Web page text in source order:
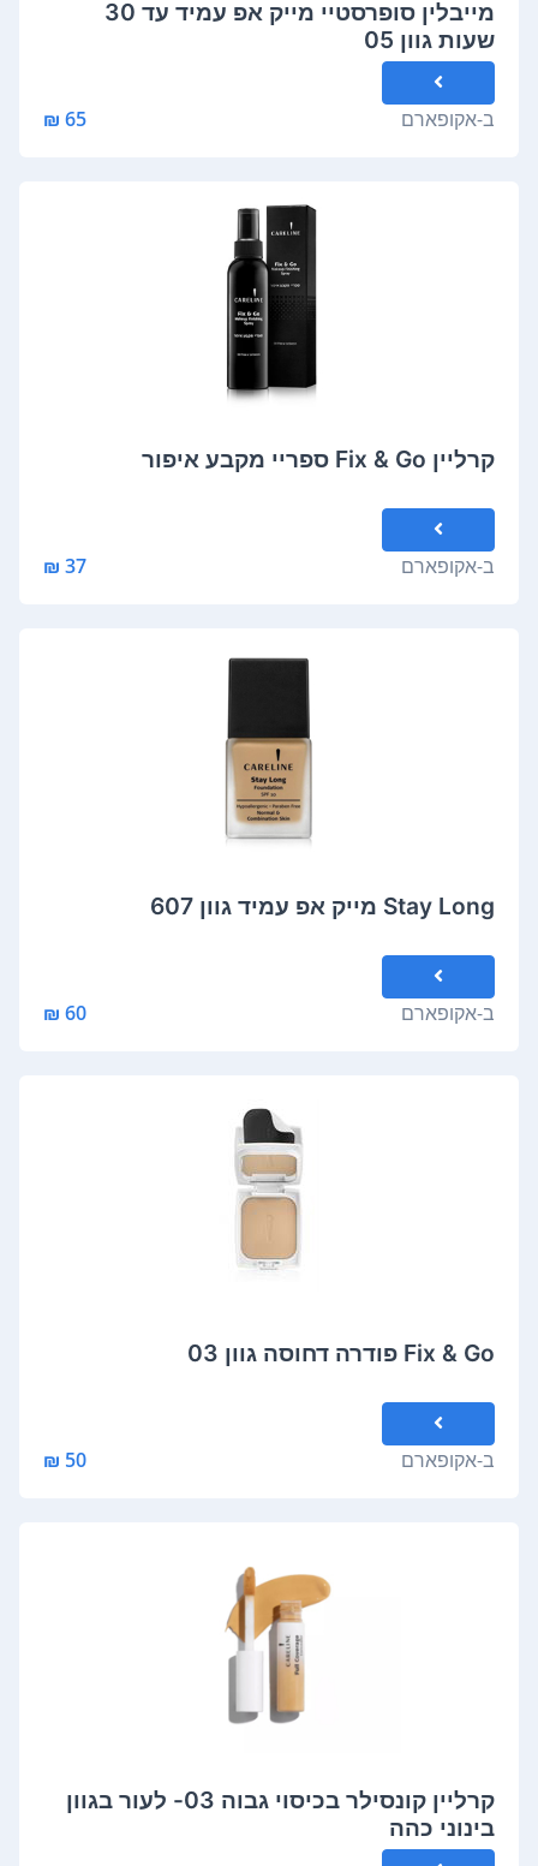
מייבלין סופרסטיי מייק אפ עמיד עד 30
שעות גוון 05
ב-אקופארם 65 ₪
קרליין Fix & Go ספריי מקבע איפור
ב-אקופארם 37 ₪
Stay Long מייק אפ עמיד גוון 607
ב-אקופארם 60 ₪
Fix & Go פודרה דחוסה גוון 03
ב-אקופארם 50 ₪
קרליין קונסילר בכיסוי גבוה 03- לעור בגוון
בינוני כהה